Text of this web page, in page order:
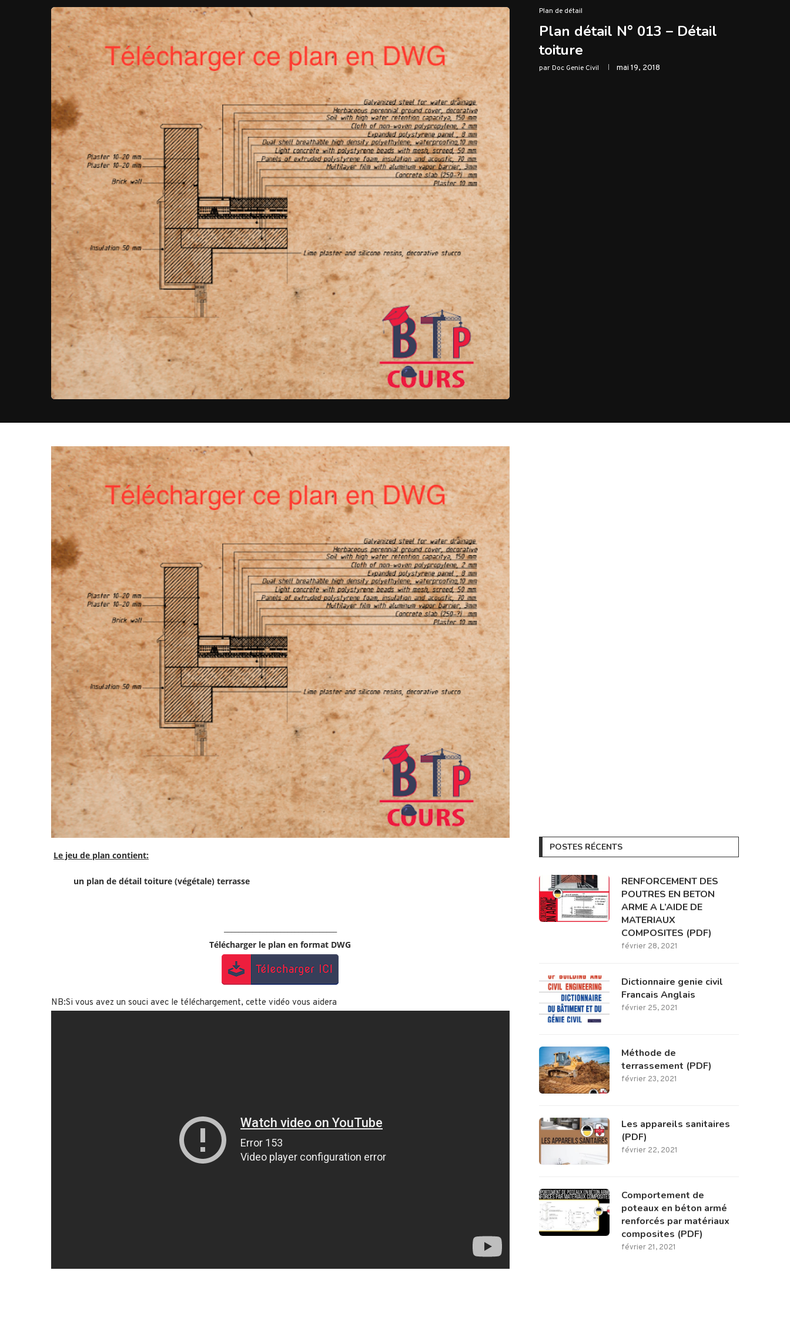
Plan de détail
Plan détail N° 013 – Détail
toiture
parDoc Genie Civil mai 19, 2018
Le jeu de plan contient:
un plan de détail toiture (végétale) terrasse
Télécharger le plan en format DWG
NB:Si vous avez un souci avec le téléchargement, cette vidéo vous aidera
POSTES RÉCENTS
RENFORCEMENT DES
POUTRES EN BETON
ARME A L’AIDE DE
MATERIAUX
COMPOSITES (PDF)
février 28, 2021
Dictionnaire genie civil
Francais Anglais
février 25, 2021
Méthode de
terrassement (PDF)
février 23, 2021
Les appareils sanitaires
(PDF)
février 22, 2021
Comportement de
poteaux en béton armé
renforcés par matériaux
composites (PDF)
février 21, 2021